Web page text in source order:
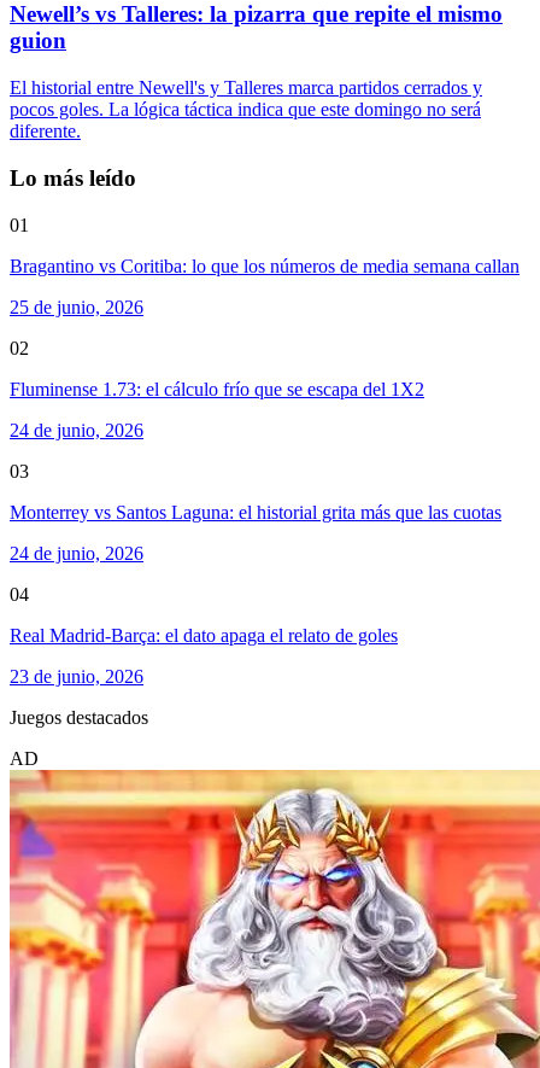
Newell’s vs Talleres: la pizarra que repite el mismo
guion
El historial entre Newell's y Talleres marca partidos cerrados y
pocos goles. La lógica táctica indica que este domingo no será
diferente.
Lo más leído
01
Bragantino vs Coritiba: lo que los números de media semana callan
25 de junio, 2026
02
Fluminense 1.73: el cálculo frío que se escapa del 1X2
24 de junio, 2026
03
Monterrey vs Santos Laguna: el historial grita más que las cuotas
24 de junio, 2026
04
Real Madrid-Barça: el dato apaga el relato de goles
23 de junio, 2026
Juegos destacados
AD